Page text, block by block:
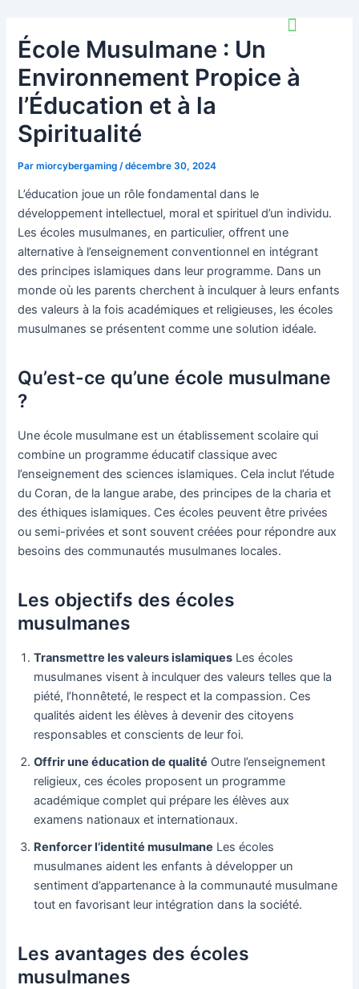
contenu
École Musulmane : Un
Environnement Propice à
l’Éducation et à la
Spiritualité
Parmiorcybergaming /décembre 30, 2024
L’éducation joue un rôle fondamental dans le
développement intellectuel, moral et spirituel d’un individu.
Les écoles musulmanes, en particulier, offrent une
alternative à l’enseignement conventionnel en intégrant
des principes islamiques dans leur programme. Dans un
monde où les parents cherchent à inculquer à leurs enfants
des valeurs à la fois académiques et religieuses, les écoles
musulmanes se présentent comme une solution idéale.
Qu’est-ce qu’une école musulmane
?
Une école musulmane est un établissement scolaire qui
combine un programme éducatif classique avec
l’enseignement des sciences islamiques. Cela inclut l’étude
du Coran, de la langue arabe, des principes de la charia et
des éthiques islamiques. Ces écoles peuvent être privées
ou semi-privées et sont souvent créées pour répondre aux
besoins des communautés musulmanes locales.
Les objectifs des écoles
musulmanes
Transmettre les valeurs islamiques Les écoles
musulmanes visent à inculquer des valeurs telles que la
piété, l’honnêteté, le respect et la compassion. Ces
qualités aident les élèves à devenir des citoyens
responsables et conscients de leur foi.
Offrir une éducation de qualité Outre l’enseignement
religieux, ces écoles proposent un programme
académique complet qui prépare les élèves aux
examens nationaux et internationaux.
Renforcer l’identité musulmane Les écoles
musulmanes aident les enfants à développer un
sentiment d’appartenance à la communauté musulmane
tout en favorisant leur intégration dans la société.
Les avantages des écoles
musulmanes
articles